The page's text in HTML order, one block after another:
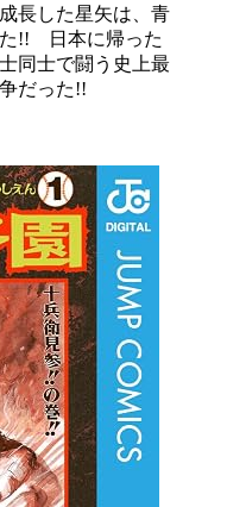
長した星矢は、青
た!! 日本に帰った
同士で闘う史上最
だった!!